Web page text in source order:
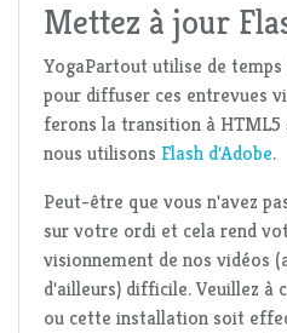
Mettez à jour
YogaPartout utilise de temps
pour diffuser ces entrevues
ferons la transition à
nous utilisons Flash d'Adobe.
Peut-être que vous n'avez
sur votre ordi et cela rend
visionnement de nos vidéos
d'ailleurs) difficile. Veuillez à
ou cette installation soit